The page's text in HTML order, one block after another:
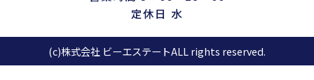
定休日 水
(c)株式会社 ビーエステートALL rights reserved.